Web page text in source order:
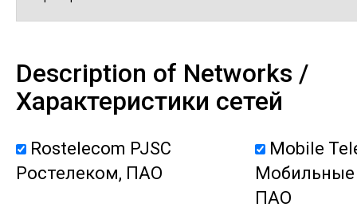
Description of Networks /
Характеристики сетей
Rostelecom PJSC
Ростелеком, ПАО
Mobile
ПАО